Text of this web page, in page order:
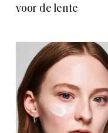
voor de lente